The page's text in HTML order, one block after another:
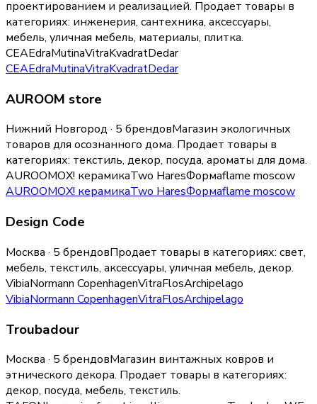
проектированием и реализацией. Продает товары в
категориях: инженерия, сантехника, аксессуары,
мебель, уличная мебель, материалы, плитка.
CEAEdraMutinaVitraKvadratDedar
CEAEdraMutinaVitraKvadratDedar
AUROOM store
Нижний Новгород · 5 брендовМагазин экологичных
товаров для осознанного дома. Продает товары в
категориях: текстиль, декор, посуда, ароматы для дома.
AUROOMОХ! керамикаTwo HaresФормаflame moscow
AUROOMОХ! керамикаTwo HaresФормаflame moscow
Design Code
Москва · 5 брендовПродает товары в категориях: свет,
мебель, текстиль, аксессуары, уличная мебель, декор.
VibiaNormann CopenhagenVitraFlosArchipelago
VibiaNormann CopenhagenVitraFlosArchipelago
Troubadour
Москва · 5 брендовМагазин винтажных ковров и
этнического декора. Продает товары в категориях:
декор, посуда, мебель, текстиль.